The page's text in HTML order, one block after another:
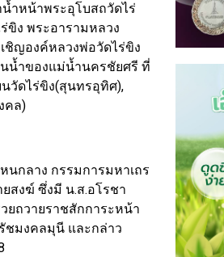
ำหน้าพระอุโบสถวัดไร่
ขิง พระอารามหลวง
ญองค์หลวงพ่อวัดไร่ขิง
น้ำของแม่น้ำนครชัยศรี ที่
วัดไร่ขิง(สุนทรอุทิศ),
คล)
กลาง กรรมการมหาเถร
สงฆ์ ซึ่งมี น.ส.อโรชา
ยถวายราชสักการะหน้า
ชมงคลมุนี และกล่าว